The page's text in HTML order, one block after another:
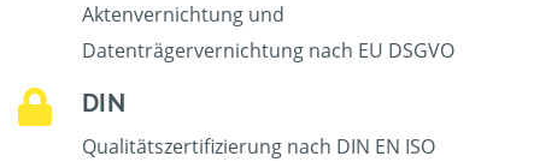
Aktenvernichtung und
Datenträgervernichtung nach EU DSGVO
DIN
Qualitätszertifizierung nach DIN EN ISO